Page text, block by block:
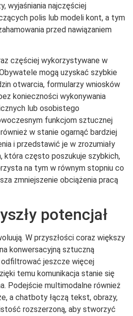
wyjaśniania najczęściej
polis lub modeli kont, a tym
przed nawiązaniem
częściej wykorzystywane w
mogą uzyskać szybkie
otwarcia, formularzy wniosków
konieczności wykonywania
lub osobistego
funkcjom sztucznej
w stanie ogarnąć bardziej
i przedstawić je w zrozumiały
która często poszukuje szybkich,
na tym w równym stopniu co
zmniejszenie obciążenia pracą
potencjał
W przyszłości coraz większy
konwersacyjną sztuczną
jeszcze więcej
temu komunikacja stanie się
Podejście multimodalne również
a chatboty łączą tekst, obrazy,
rozszerzoną, aby stworzyć